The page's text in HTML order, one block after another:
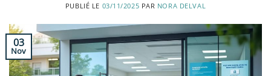
PUBLIÉ LE 03/11/2025 PAR NORA DELVAL
03
Nov